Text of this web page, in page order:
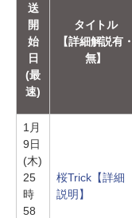
送
開
始
日
(最
速)
タイトル
【詳細解説有・
無】
1月
9日
(木)
25
時
58
桜Trick【詳細
説明】